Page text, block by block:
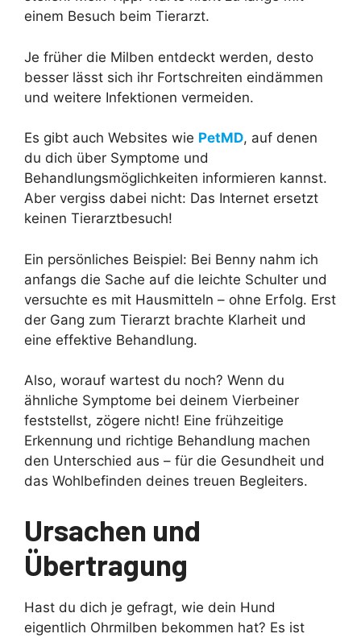
einem Besuch beim Tierarzt.
Je früher die Milben entdeckt werden, desto
besser lässt sich ihr Fortschreiten eindämmen
und weitere Infektionen vermeiden.
Es gibt auch Websites wie PetMD, auf denen
du dich über Symptome und
Behandlungsmöglichkeiten informieren kannst.
Aber vergiss dabei nicht: Das Internet ersetzt
keinen Tierarztbesuch!
Ein persönliches Beispiel: Bei Benny nahm ich
anfangs die Sache auf die leichte Schulter und
versuchte es mit Hausmitteln – ohne Erfolg. Erst
der Gang zum Tierarzt brachte Klarheit und
eine effektive Behandlung.
Also, worauf wartest du noch? Wenn du
ähnliche Symptome bei deinem Vierbeiner
feststellst, zögere nicht! Eine frühzeitige
Erkennung und richtige Behandlung machen
den Unterschied aus – für die Gesundheit und
das Wohlbefinden deines treuen Begleiters.
Ursachen und
Übertragung
Hast du dich je gefragt, wie dein Hund
eigentlich Ohrmilben bekommen hat? Es ist